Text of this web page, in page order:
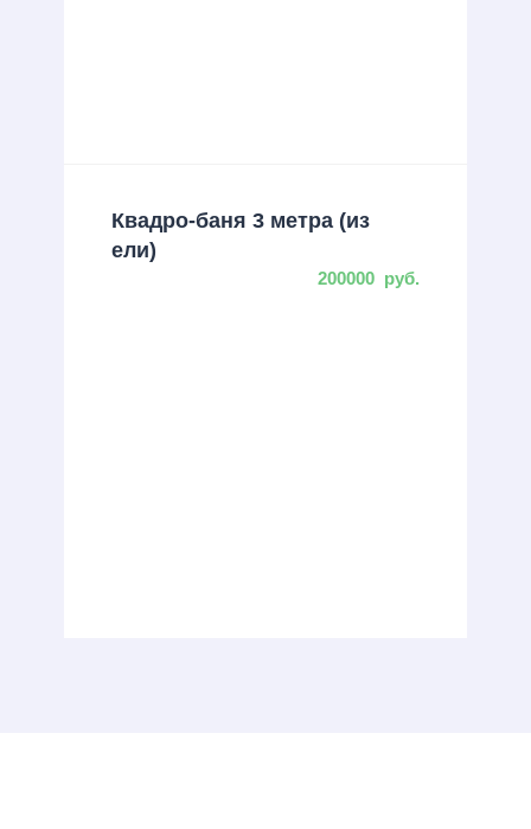
Квадро-баня 3 метра (из
ели)
200000 руб.